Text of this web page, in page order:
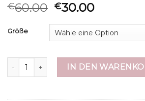
€60.00 €30.00
Größe
amiri pullover MengeIN DEN